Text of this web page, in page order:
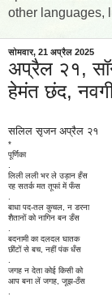
other languages,
सोमवार, 21 अप्रैल 2025
अप्रैल २१,
हेमंत छंद,
सलिल सृजन अप्रैल २१
*
पूर्णिका
लिली लली भर ले उड़ान हँस
रह सतर्क मत तूफां में फँस
बाधा पद-तल कुचल, न डरना
शैतानों को नागिन बन डँस
बदनामी का दलदल घातक
छींटों से बच, नहीं पंक धँस
जगह न देता कोई किसी को
आप बना लें जगह, जूझ-ठँस